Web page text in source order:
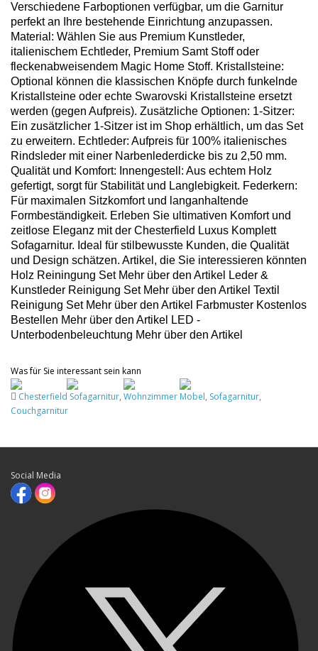
Verschiedene Farboptionen verfügbar, um die Garnitur
perfekt an Ihre bestehende Einrichtung anzupassen.
Material: Wählen Sie aus Premium Kunstleder,
italienischem Echtleder, Premium Samt Stoff oder
fleckenabweisendem Magic Home Stoff. Kristallsteine:
Optional können die klassischen Knöpfe durch funkelnde
Kristallsteine oder echte Swarovski Kristallsteine ersetzt
werden (gegen Aufpreis). Zusätzliche Optionen: 1-Sitzer:
Ein zusätzlicher 1-Sitzer ist im Shop erhältlich, um das Set
zu erweitern. Echtleder: Aufpreis für 100% italienisches
Rindsleder mit einer Narbenlederdicke bis zu 2,50 mm.
Qualität und Komfort: Innengestell: Aus echtem Holz
gefertigt, sorgt für Stabilität und Langlebigkeit. Federkern:
Für maximalen Sitzkomfort und langanhaltende
Formbeständigkeit. Erleben Sie ultimativen Komfort und
zeitlose Eleganz mit der Chesterfield Luxus Komplett
Sofagarnitur. Ideal für stilbewusste Kunden, die Qualität
und Design schätzen. Artikel, die Sie interessieren könnten
Holz Reiningung Set Mehr über den Artikel Leder &
Kunstleder Reinigung Set Mehr über den Artikel Textil
Reinigung Set Mehr über den Artikel Farbmuster Kostenlos
Bestellen Mehr über den Artikel LED -
Unterbodenbeleuchtung Mehr über den Artikel
Was für Sie interessant sein kann
Chesterfield Sofagarnitur, Wohnzimmer Mobel, Sofagarnitur,
Couchgarnitur
Social Media